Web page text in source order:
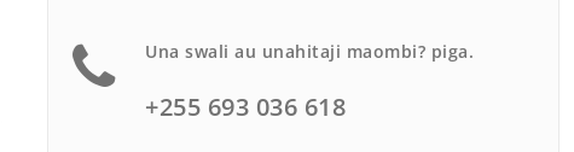
Una swali au unahitaji maombi? piga.
+255 693 036 618